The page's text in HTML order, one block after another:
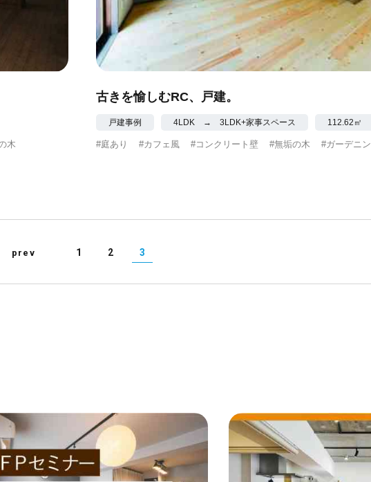
木
古きを愉しむRC、戸建。
戸建事例 4LDK → 3LDK+家事スペース 112.62㎡
#庭あり #カフェ風 #コンクリート壁 #無垢の木 #ガーデニ
prev 1 2 3